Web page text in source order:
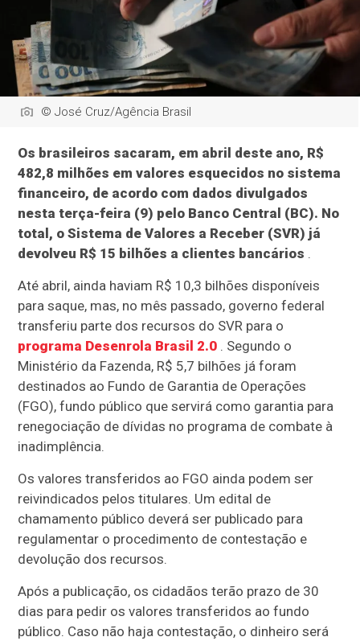
© José Cruz/Agência Brasil
Os brasileiros sacaram, em abril deste ano, R$
482,8 milhões em valores esquecidos no sistema
financeiro, de acordo com dados divulgados
nesta terça-feira (9) pelo Banco Central (BC). No
total, o Sistema de Valores a Receber (SVR) já
devolveu R$ 15 bilhões a clientes bancários .
Até abril, ainda haviam R$ 10,3 bilhões disponíveis
para saque, mas, no mês passado, governo federal
transferiu parte dos recursos do SVR para o
programa Desenrola Brasil 2.0 . Segundo o
Ministério da Fazenda, R$ 5,7 bilhões já foram
destinados ao Fundo de Garantia de Operações
(FGO), fundo público que servirá como garantia para
renegociação de dívidas no programa de combate à
inadimplência.
Os valores transferidos ao FGO ainda podem ser
reivindicados pelos titulares. Um edital de
chamamento público deverá ser publicado para
regulamentar o procedimento de contestação e
devolução dos recursos.
Após a publicação, os cidadãos terão prazo de 30
dias para pedir os valores transferidos ao fundo
público. Caso não haja contestação, o dinheiro será